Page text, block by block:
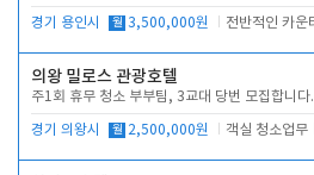
경기 용인시 월 3,500,000원
의왕 밀로스 관광호텔
주1회 휴무 청소 부부팀, 3교대 당번 모집합니다.
경기 의왕시 월 2,500,000원 객실 청소업무